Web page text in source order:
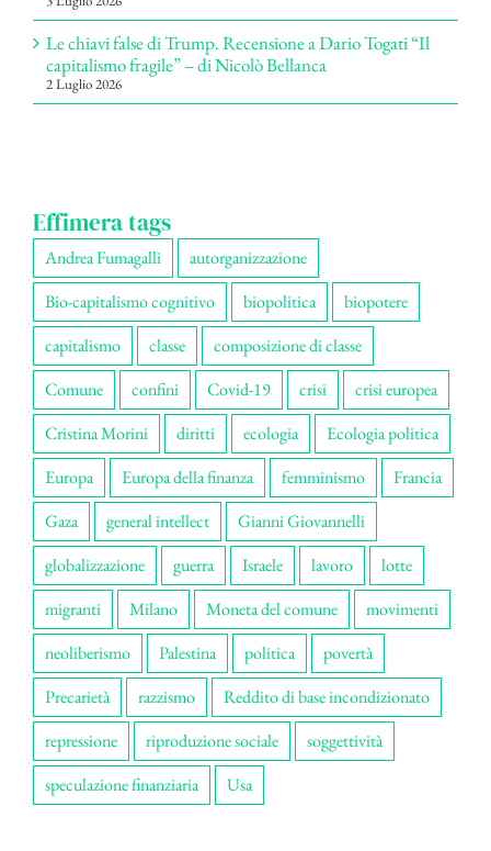
Le chiavi false di Trump. Recensione a Dario Togati “Il
capitalismo fragile” – di Nicolò Bellanca
2 Luglio 2026
Effimera tags
Andrea Fumagalli
autorganizzazione
Bio-capitalismo cognitivo
biopolitica
biopotere
capitalismo
classe
composizione di classe
Comune
confini Covid-19 crisi
crisi europea
Cristina Morini
diritti ecologia
Ecologia politica
Europa
Europa della finanza femminismo
Francia
Gaza
general intellect
Gianni Giovannelli
globalizzazione
guerra Israele lavoro
lotte
migranti
Milano Moneta del comune
movimenti
neoliberismo
Palestina politica
povertà
Precarietà
razzismo
Reddito di base incondizionato
repressione
riproduzione sociale
soggettività
speculazione finanziaria
Usa